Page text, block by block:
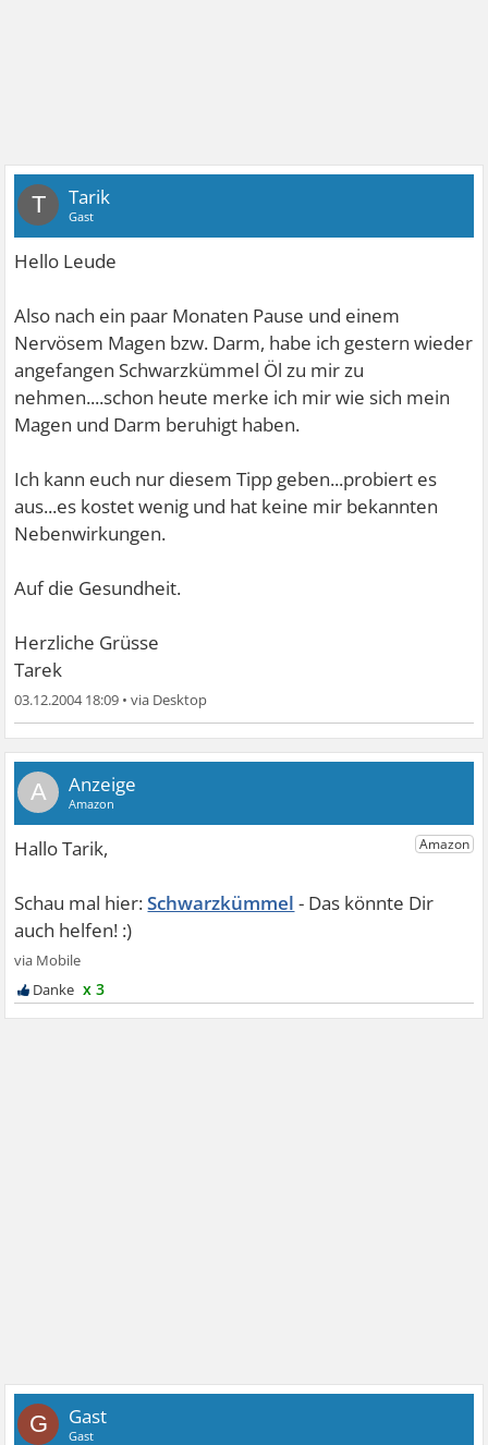
T Tarik
Gast
Hello Leude
Also nach ein paar Monaten Pause und einem
Nervösem Magen bzw. Darm, habe ich gestern wieder
angefangen Schwarzkümmel Öl zu mir zu
nehmen....schon heute merke ich mir wie sich mein
Magen und Darm beruhigt haben.
Ich kann euch nur diesem Tipp geben...probiert es
aus...es kostet wenig und hat keine mir bekannten
Nebenwirkungen.
Auf die Gesundheit.
Herzliche Grüsse
Tarek
03.12.2004 18:09 •
A
Schwarzkümmel
x 3
G Gast
Gast